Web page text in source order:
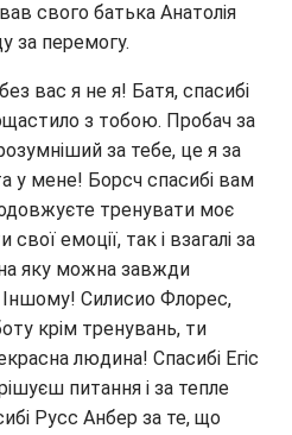
свого батька Анатолія
за перемогу.
вас я не я! Батя, спасибі
з тобою. Пробач за
за тебе, це я за
у мене! Борсч спасибі вам
тренувати моє
емоції, так і взагалі за
яку можна завжди
Силисио Флорес,
крім тренувань, ти
людина! Спасибі Егіс
питання і за тепле
Русс Анбер за те, що